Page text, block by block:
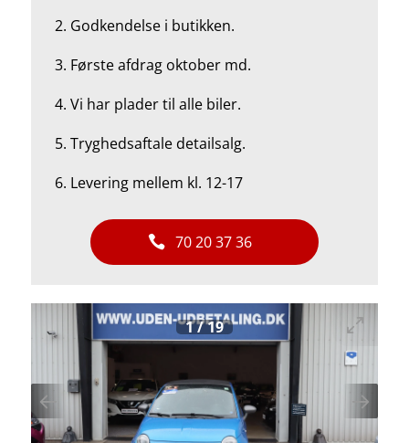
1/19
2. Godkendelse i butikken.
3. Første afdrag oktober md.
4. Vi har plader til alle biler.
5. Tryghedsaftale detailsalg.
6. Levering mellem kl. 12-17
70 20 37 36